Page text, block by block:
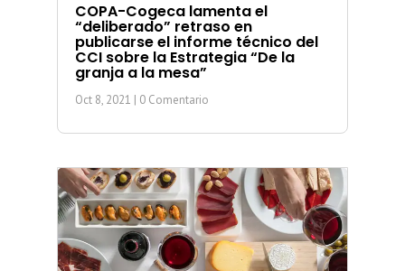
COPA-Cogeca lamenta el
“deliberado” retraso en
publicarse el informe técnico del
CCI sobre la Estrategia “De la
granja a la mesa”
Oct 8, 2021 | 0 Comentario